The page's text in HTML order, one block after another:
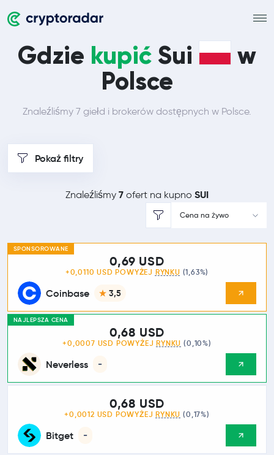
Gdzie kupić Sui
w
Polsce
Znaleźliśmy 7 giełd i brokerów dostępnych w Polsce.
Pokaż filtry
Znaleźliśmy 7 ofert na kupno SUI
Cena na żywo
SPONSOROWANE
Coinbase 3,5
0,69 USD
+0,0110 USD POWYŻEJ RYNKU (1,63%)
NAJLEPSZA CENA
Neverless -
0,68 USD
+0,0007 USD POWYŻEJ RYNKU (0,10%)
Bitget -
0,68 USD
+0,0012 USD POWYŻEJ RYNKU (0,17%)